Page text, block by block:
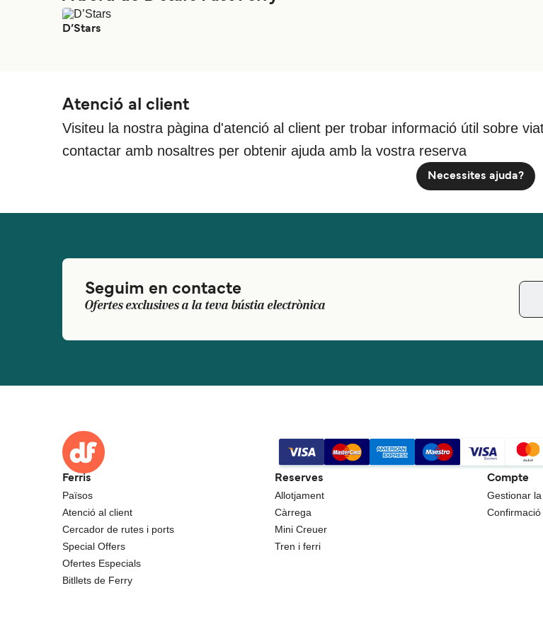
D’Stars
Atenció al client
Visiteu la nostra pàgina d'atenció al client per trobar informació útil sobre
contactar amb nosaltres per obtenir ajuda amb la vostra reserva
Necessites ajuda?
Seguim en contacte
Ofertes exclusives a la teva bústia electrònica
Ferris
Països
Atenció al client
Cercador de rutes i ports
Special Offers
Ofertes Especials
Bitllets de Ferry
Reserves
Allotjament
Càrrega
Mini Creuer
Tren i ferri
Compte
Gestionar